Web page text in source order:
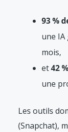
93 %
une IA
mois,
et42 %
une
Les outils
(Snapchat),